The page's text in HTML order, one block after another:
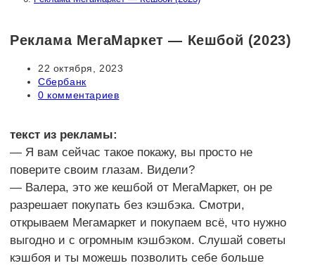
Реклама МегаМаркет — Кешбой (2023)
Запись
опубликована:
22 октября, 2023
Рубрика
записи:
Сбербанк
Комментарии
0 комментариев
текст из рекламы:
— Я вам сейчас такое покажу, вы просто не
поверите своим глазам. Видели?
— Валера, это же кешбой от МегаМаркет, он ре
разрешает покупать без кэшбэка. Смотри,
открываем Мегамаркет и покупаем всё, что нужно
выгодно и с огромным кэшбэком. Слушай советы
кэшбоя и ты можешь позволить себе больше